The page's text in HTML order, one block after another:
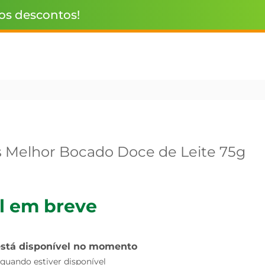
descontos!
Bocado Doce de Leite 75g
em breve
disponível no momento
estiver disponível